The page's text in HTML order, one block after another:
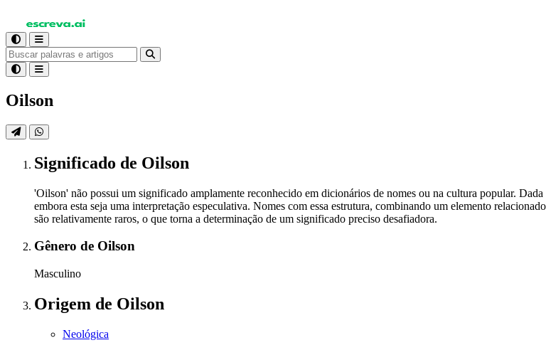
Oilson
Significado de Oilson
'Oilson' não possui um significado amplamente reconhecido em dicionários de nomes ou na cultura popular.
embora esta seja uma interpretação especulativa. Nomes com essa estrutura, combinando um elemento
são relativamente raros, o que torna a determinação de um significado preciso desafiadora.
Gênero de Oilson
Masculino
Origem de Oilson
Neológica